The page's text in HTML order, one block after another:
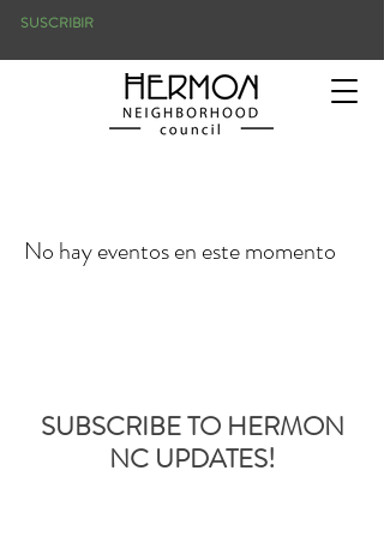
SUSCRIBIR
No hay eventos en este momento
SUBSCRIBE TO HERMON
NC UPDATES!